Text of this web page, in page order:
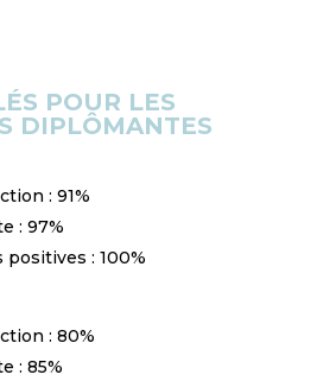
POUR LES
DIPLÔMANTES
: 91%
: 97%
positives : 100%
: 80%
: 85%